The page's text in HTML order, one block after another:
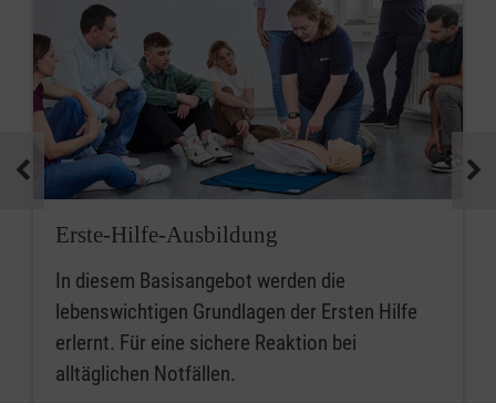
Erste-Hilfe-Ausbildung
In diesem Basisangebot werden die
lebenswichtigen Grundlagen der Ersten Hilfe
erlernt. Für eine sichere Reaktion bei
alltäglichen Notfällen.